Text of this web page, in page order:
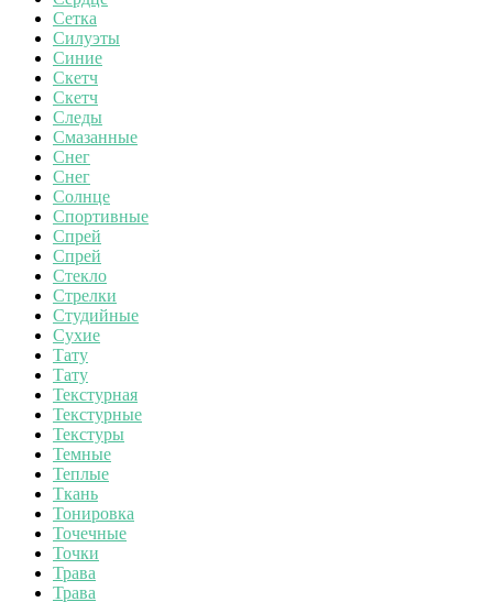
Сетка
Силуэты
Синие
Скетч
Скетч
Следы
Смазанные
Снег
Снег
Солнце
Спортивные
Спрей
Спрей
Стекло
Стрелки
Студийные
Сухие
Тату
Тату
Текстурная
Текстурные
Текстуры
Темные
Теплые
Ткань
Тонировка
Точечные
Точки
Трава
Трава